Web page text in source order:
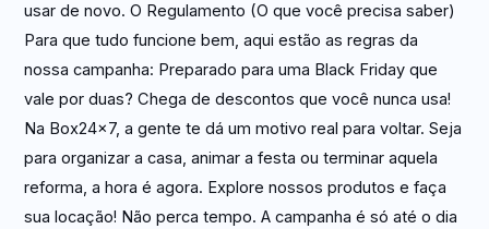
usar de novo. O Regulamento (O que você precisa saber)
Para que tudo funcione bem, aqui estão as regras da
nossa campanha: Preparado para uma Black Friday que
vale por duas? Chega de descontos que você nunca usa!
Na Box24x7, a gente te dá um motivo real para voltar. Seja
para organizar a casa, animar a festa ou terminar aquela
reforma, a hora é agora. Explore nossos produtos e faça
sua locação! Não perca tempo. A campanha é só até o dia